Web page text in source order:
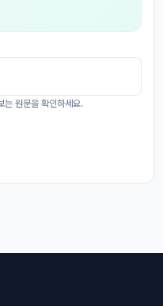
는 원문을 확인하세요.